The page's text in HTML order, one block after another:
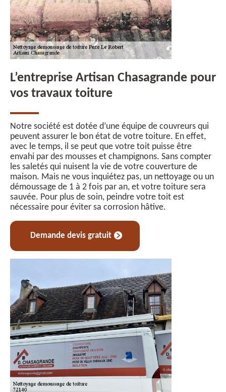
L’entreprise Artisan Chasagrande pour
vos travaux toiture
Notre société est dotée d’une équipe de couvreurs qui
peuvent assurer le bon état de votre toiture. En effet,
avec le temps, il se peut que votre toit puisse être
envahi par des mousses et champignons. Sans compter
les saletés qui nuisent la vie de votre couverture de
maison. Mais ne vous inquiétez pas, un nettoyage ou un
démoussage de 1 à 2 fois par an, et votre toiture sera
sauvée. Pour plus de soin, peindre votre toit est
nécessaire pour éviter sa corrosion hâtive.
Demande devis gratuit